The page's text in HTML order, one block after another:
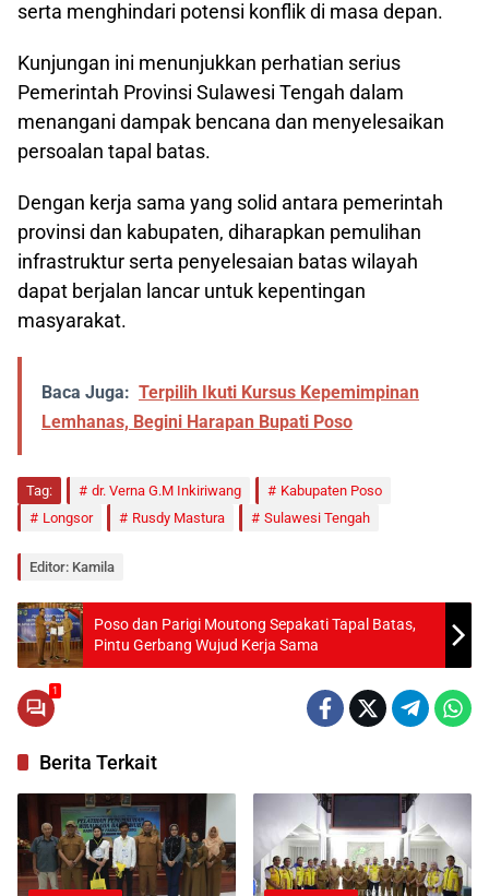
serta menghindari potensi konflik di masa depan.
Kunjungan ini menunjukkan perhatian serius
Pemerintah Provinsi Sulawesi Tengah dalam
menangani dampak bencana dan menyelesaikan
persoalan tapal batas.
Dengan kerja sama yang solid antara pemerintah
provinsi dan kabupaten, diharapkan pemulihan
infrastruktur serta penyelesaian batas wilayah
dapat berjalan lancar untuk kepentingan
masyarakat.
Baca Juga: Terpilih Ikuti Kursus Kepemimpinan
Lemhanas, Begini Harapan Bupati Poso
Tag: dr. Verna G.M Inkiriwang
Kabupaten Poso
Longsor
Rusdy Mastura Sulawesi Tengah
Editor: Kamila
Poso dan Parigi Moutong Sepakati Tapal Batas,
Pintu Gerbang Wujud Kerja Sama
1
Berita Terkait